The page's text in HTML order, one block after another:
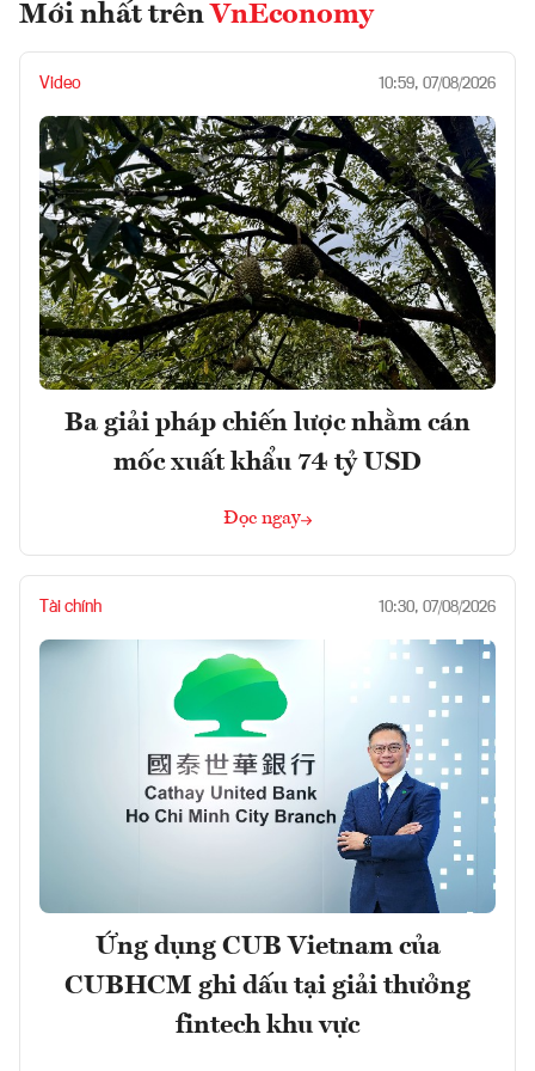
Mới nhất trên VnEconomy
Video 10:59, 07/08/2026
Ba giải pháp chiến lược nhằm cán
mốc xuất khẩu 74 tỷ USD
Đọc ngay
Tài chính 10:30, 07/08/2026
Ứng dụng CUB Vietnam của
CUBHCM ghi dấu tại giải thưởng
fintech khu vực